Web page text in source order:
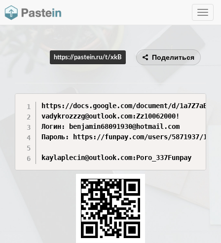
Toggle
https://pastein.ru/t/xkB Поделиться
https://docs.google.com/document/d/
vadykrozzzg@outlook.com:Zz10062000!
Логин: benjamin68091930@hotmail.com
Пароль: https://funpay.com/users/5871937/1